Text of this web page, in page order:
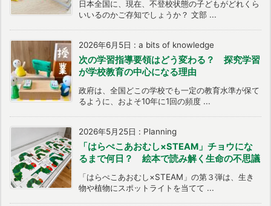
日本全国に、現在、不登校状態の子どもがどれくら
いいるのかご存知でしょうか？ 文部 ...
2026年6月5日 : a bits of knowledge
次の学習指導要領はどう変わる？ 探究学習
が学校教育の中心になる理由
政府は、全国どこの学校でも一定の教育水準が保て
るように、およそ10年に1回の頻度 ...
2026年5月25日 : Planning
「はらぺこあおむし×STEAM」チョウにな
るまで何日？ 絵本で読み解く生命の不思議
「はらぺこあおむし×STEAM」の第３弾は、生き
物や植物にスポットライトを当てて ...